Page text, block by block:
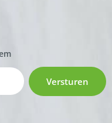
Versturen